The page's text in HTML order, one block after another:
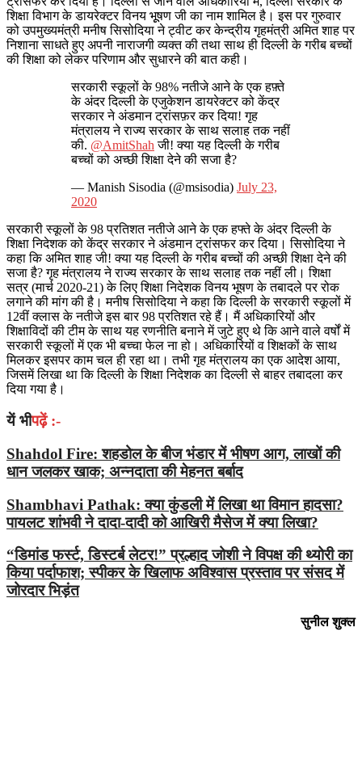
शिक्षा विभाग के डायरेक्टर विनय भूूषण जी का नाम शामिल है। इस पर गुरुवार
को उपमुख्यमंत्री मनीष सिसोदिया ने ट्वीट कर केन्द्रीय गृहमंत्री अमित शाह पर
निशाना साधते हुए अपनी नाराजगी व्‍यक्त की तथा साथ ही दिल्‍ली के गरीब बच्‍चों
की शिक्षा को लेकर परिणाम और सुधारने की बात कही।
सरकारी स्कूलों के 98% नतीजे आने के एक हफ़्ते
के अंदर दिल्ली के एजुकेशन डायरेक्टर को केंद्र
सरकार ने अंडमान ट्रांसफ़र कर दिया! गृह
मंत्रालय ने राज्य सरकार के साथ सलाह तक नहीं
की. @AmitShahजी! क्या यह दिल्ली के गरीब
बच्चों को अच्छी शिक्षा देने की सजा है?
— Manish Sisodia (@msisodia) July 23,
2020
सरकारी स्कूलों के 98 प्रतिशत नतीजे आने के एक हफ्ते के अंदर दिल्ली के
शिक्षा निदेशक को केंद्र सरकार ने अंडमान ट्रांसफर कर दिया। सिसोदिया ने
कहा कि अमित शाह जी! क्या यह दिल्ली के गरीब बच्चों की अच्छी शिक्षा देने की
सजा है? गृह मंत्रालय ने राज्य सरकार के साथ सलाह तक नहीं ली। शिक्षा
सत्र (मार्च 2020-21) के लिए शिक्षा निदेशक विनय भूषण के तबादले पर रोक
लगाने की मांग की है। मनीष सिसोदिया ने कहा कि दिल्ली के सरकारी स्कूलों में
12वीं क्लास के नतीजे इस बार 98 प्रतिशत रहे हैं। मैं अधिकारियों और
शिक्षाविदों की टीम के साथ यह रणनीति बनाने में जुटे हुए थे कि आने वाले वर्षों में
सरकारी स्कूलों में एक भी बच्चा फेल ना हो। अधिकारियों व शिक्षकों के साथ
मिलकर इसपर काम चल ही रहा था। तभी गृह मंत्रालय का एक आदेश आया,
जिसमें लिखा था कि दिल्ली के शिक्षा निदेशक का दिल्ली से बाहर तबादला कर
दिया गया है।
यें भीपढ़ें :-
Shahdol Fire: शहडोल के बीज भंडार में भीषण आग, लाखों की
धान जलकर खाक; अन्नदाता की मेहनत बर्बाद
Shambhavi Pathak: क्या कुंडली में लिखा था विमान हादसा?
पायलट शांभवी ने दादा-दादी को आखिरी मैसेज में क्या लिखा?
“डिमांड फर्स्ट, डिस्टर्ब लेटर!” प्रल्हाद जोशी ने विपक्ष की थ्योरी का
किया पर्दाफाश; स्पीकर के खिलाफ अविश्वास प्रस्ताव पर संसद में
जोरदार भिड़ंत
सुनील शुक्‍ल